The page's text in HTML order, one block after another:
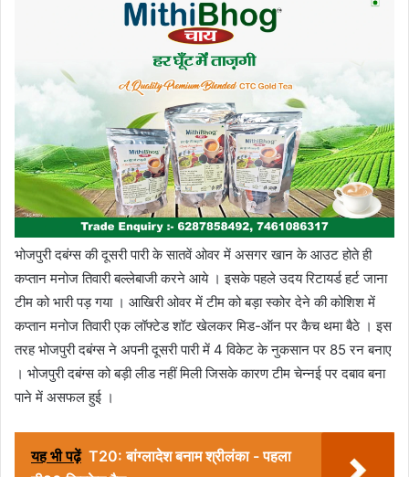
भोजपुरी दबंग्स की दूसरी पारी के सातवें ओवर में असगर खान के आउट होते ही
कप्तान मनोज तिवारी बल्लेबाजी करने आये । इसके पहले उदय रिटायर्ड हर्ट जाना
टीम को भारी पड़ गया । आखिरी ओवर में टीम को बड़ा स्कोर देने की कोशिश में
कप्तान मनोज तिवारी एक लॉफ्टेड शॉट खेलकर मिड-ऑन पर कैच थमा बैठे । इस
तरह भोजपुरी दबंग्स ने अपनी दूसरी पारी में 4 विकेट के नुकसान पर 85 रन बनाए
। भोजपुरी दबंग्स को बड़ी लीड नहीं मिली जिसके कारण टीम चेन्नई पर दबाव बना
पाने में असफल हुई ।
यह भी पढ़ें T20: बांग्लादेश बनाम श्रीलंका - पहला